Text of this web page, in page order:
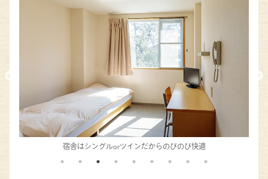
宿舎はシングルorツインだからのびのび快適